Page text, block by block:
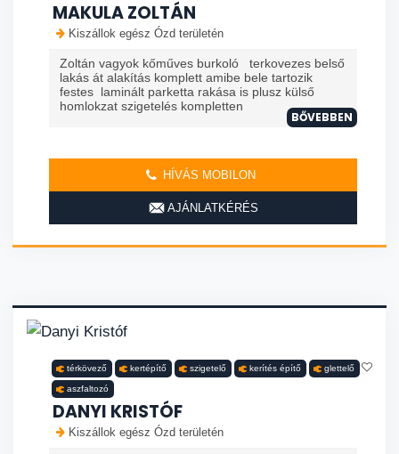
MAKULA ZOLTÁN
Kiszállok egész Ózd területén
Zoltán vagyok kőműves burkoló terkovezes belső
lakás át alakítás komplett amibe bele tartozik
festes laminált parketta rakása is plusz külső
homlokzat szigetelés kompletten
BŐVEBBEN
HÍVÁS MOBILON
AJÁNLATKÉRÉS
térkövező kertépítő szigetelő kerítés építő glettelő
aszfaltozó
DANYI KRISTÓF
Kiszállok egész Ózd területén